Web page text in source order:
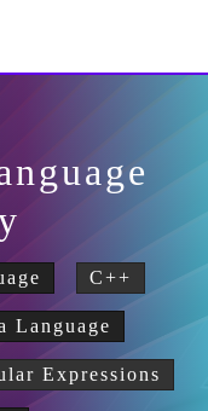
C++
Language
Expressions